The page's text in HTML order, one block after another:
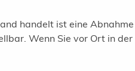
handelt ist eine
Wenn Sie vor Ort in